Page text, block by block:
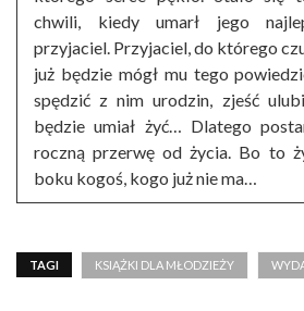
chwili, kiedy umarł jego
przyjaciel. Przyjaciel, do którego
już będzie mógł mu tego
spędzić z nim urodzin, zjeść
będzie umiał żyć… Dlatego
roczną przerwę od życia. Bo to
boku kogoś, kogo już nie ma…
TAGI KSIĄŻKI DLA MŁODZIEŻY